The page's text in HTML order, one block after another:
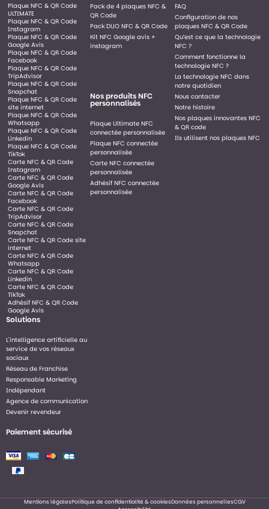
Plaque NFC & QR Code
ULTIMATE
Plaque NFC & QR Code
Instagram
Plaque NFC & QR Code
Google Avis
Plaque NFC & QR Code
Facebook
Plaque NFC & QR Code
TripAdvisor
Plaque NFC & QR Code
Snapchat
Plaque NFC & QR Code
site internet
Plaque NFC & QR Code
Whatsapp
Plaque NFC & QR Code
Linkedin
Plaque NFC & QR Code
TikTok
Carte NFC & QR Code
Instagram
Carte NFC & QR Code
Google Avis
Carte NFC & QR Code
Facebook
Carte NFC & QR Code
TripAdvisor
Carte NFC & QR Code
Snapchat
Carte NFC & QR Code site
internet
Carte NFC & QR Code
Whatsapp
Carte NFC & QR Code
Linkedin
Carte NFC & QR Code
TikTok
Adhésif NFC & QR Code
Google Avis
Pack de 4 plaques NFC &
QR Code
Pack DUO NFC & QR Code
Kit NFC Google avis +
instagram
Nos produits NFC
personnalisés
Plaque Ultimate NFC
connectée personnalisée
Plaque NFC connectée
personnalisée
Carte NFC connectée
personnalisée
Adhésif NFC connectée
personnalisée
FAQ
Configuration de nos
plaques NFC & QR Code
Qu’est ce que la technologie
NFC ?
Comment fonctionne la
technologie NFC ?
La technologie NFC dans
notre quotidien
Nous contacter
Notre histoire
Nos plaques innovantes NFC
& QR code
Ils utilisent nos plaques NFC
Solutions
L'intelligence artificielle au
service de vos réseaux
sociaux
Réseau de Franchise
Responsable Marketing
Indépendant
Agence de communication
Devenir revendeur
Paiement sécurisé
Mentions légalesPolitique de confidentialité & cookiesDonnées personnellesCGV